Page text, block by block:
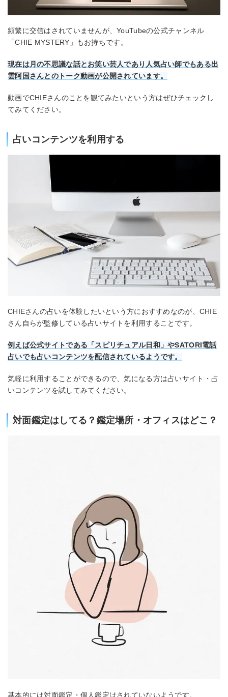
頻繁に交信はされていませんが、YouTubeの公式チャンネル
「CHIE MYSTERY」もお持ちです。
現在は月の不思議な話とお笑い芸人であり人気占い師でもある出
雲阿国さんとのトーク動画が公開されています。
動画でCHIEさんのことを観てみたいという方はぜひチェックし
てみてください。
占いコンテンツを利用する
CHIEさんの占いを体験したいという方におすすめなのが、CHIE
さん自らが監修している占いサイトを利用することです。
例えば公式サイトである「スピリチュアル日和」やSATORI電話
占いでも占いコンテンツを配信されているようです。
気軽に利用することができるので、気になる方は占いサイト・占
いコンテンツを試してみてください。
対面鑑定はしてる？鑑定場所・オフィスはどこ？
基本的には対面鑑定・個人鑑定はされていないようです。